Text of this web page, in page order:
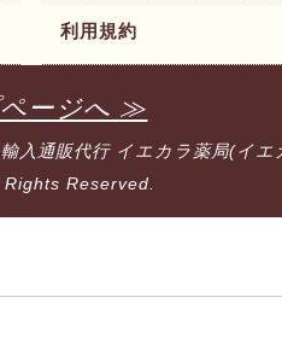
利用規約
ページへ ≫
入通販代行 イエカラ薬局(イエ
Rights Reserved.